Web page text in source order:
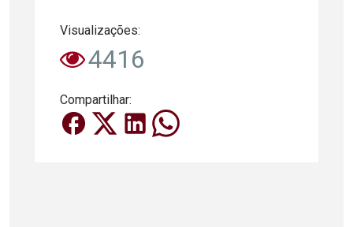
Visualizações:
4416
Compartilhar: